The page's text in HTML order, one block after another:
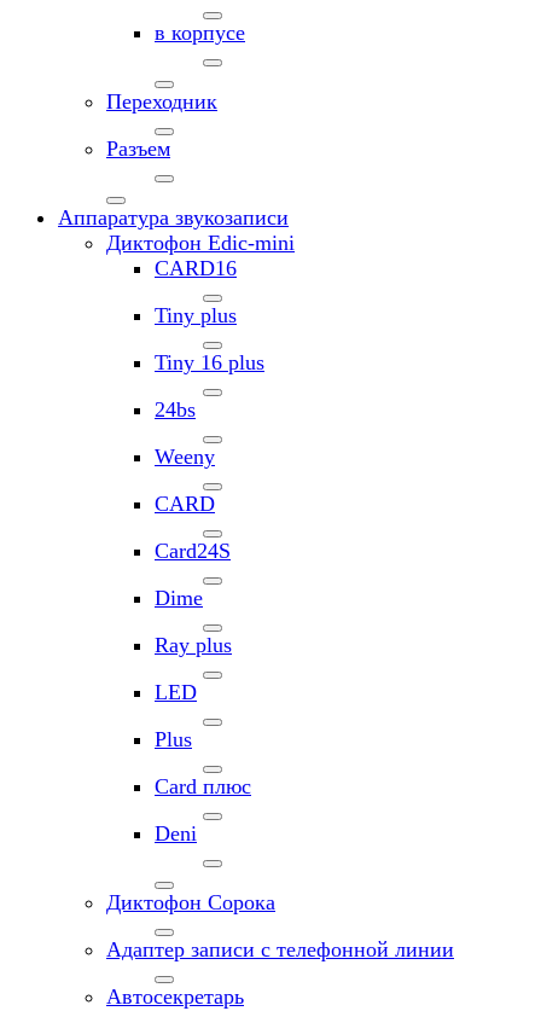
в корпусе
Переходник
Разъем
Аппаратура звукозаписи
Диктофон Edic-mini
CARD16
Tiny plus
Tiny 16 plus
24bs
Weeny
CARD
Card24S
Dime
Ray plus
LED
Plus
Card плюс
Deni
Диктофон Сорока
Адаптер записи с телефонной линии
Автосекретарь